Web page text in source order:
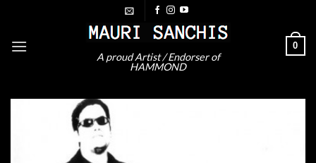
contenido
A proud Artist / Endorser of
HAMMOND
0